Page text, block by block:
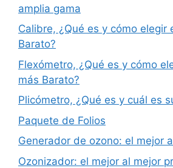
amplia gama
Calibre, ¿Qué es y cómo elegir
Barato?
Flexómetro, ¿Qué es y cómo
más Barato?
Plicómetro, ¿Qué es y cuál es
Paquete de Folios
Generador de ozono: el mejor
Ozonizador: el mejor al mejor